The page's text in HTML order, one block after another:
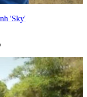
'Sky'